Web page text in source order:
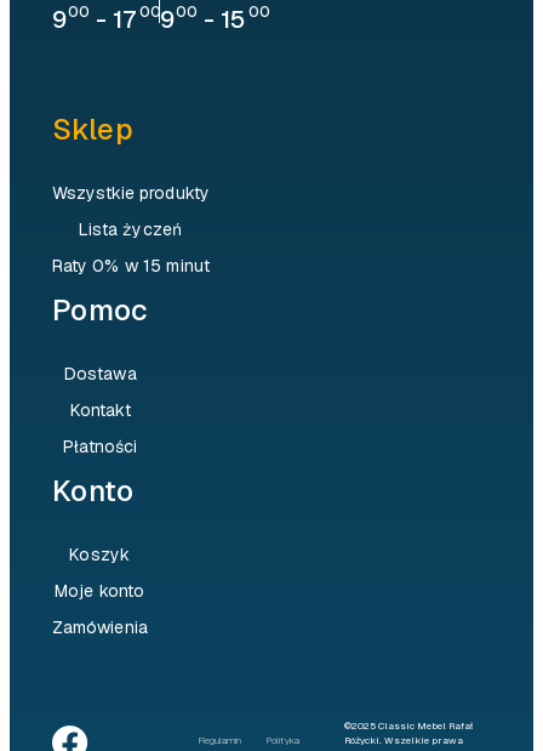
900 - 17 00900 - 15 00
Sklep
Wszystkie produkty
Lista życzeń
Raty 0% w 15 minut
Pomoc
Dostawa
Kontakt
Płatności
Konto
Koszyk
Moje konto
Zamówienia
©2025 Classic Mebel Rafał
Różycki. Wszelkie prawa
Regulamin
Polityka